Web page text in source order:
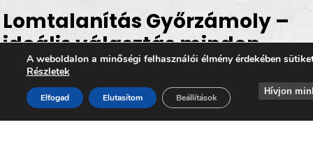
Lomtalanítás Győrzámoly –
ideális választás minden
helyzetben
Legyen szófelújításról, költözésről, garázs- vagy
padlásürítésről, esetleg egy örökölt ingatlan
A weboldalon a minőségi felhasználói élmény érdekében
Részletek
Elfogad Elutasítom Beállítások
Hívjon